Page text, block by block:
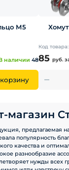
М5
наличии 48
Код товара:
85 руб.
магазин
предлагаемая
популярность
качества и
разнообразие
нужды всех